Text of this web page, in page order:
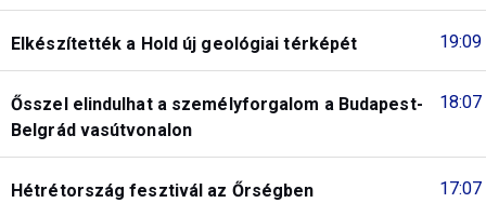
19:09
Elkészítették a Hold új geológiai térképét
18:07
Ősszel elindulhat a személyforgalom a Budapest-
Belgrád vasútvonalon
17:07
Hétrétország fesztivál az Őrségben